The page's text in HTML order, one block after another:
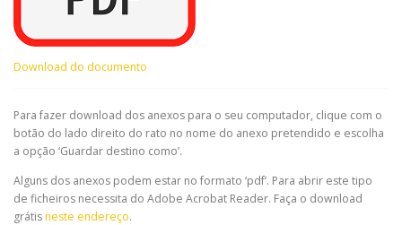
Download do documento
Para fazer download dos anexos para o seu computador, clique com o
botão do lado direito do rato no nome do anexo pretendido e escolha
a opção ‘Guardar destino como’.
Alguns dos anexos podem estar no formato ‘pdf’. Para abrir este tipo
de ficheiros necessita do Adobe Acrobat Reader. Faça o download
grátisneste endereço.